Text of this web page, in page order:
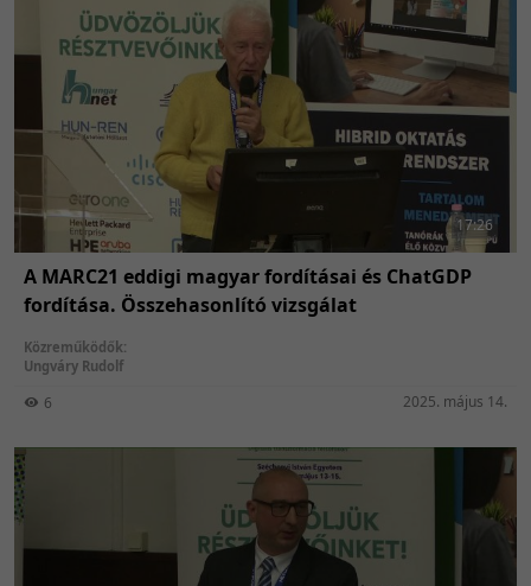
17:26
A MARC21 eddigi magyar fordításai és ChatGDP
fordítása. Összehasonlító vizsgálat
Közreműködők:
Ungváry Rudolf
6 2025. május 14.